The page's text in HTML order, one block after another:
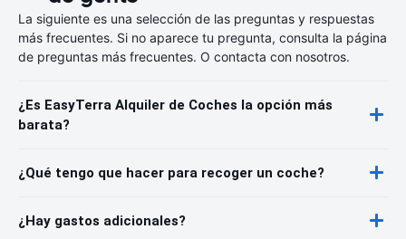
La siguiente es una selección de las preguntas y respuestas
más frecuentes. Si no aparece tu pregunta, consulta la página
de preguntas más frecuentes. O contacta con nosotros.
¿Es EasyTerra Alquiler de Coches la opción más
barata?
¿Qué tengo que hacer para recoger un coche?
¿Hay gastos adicionales?